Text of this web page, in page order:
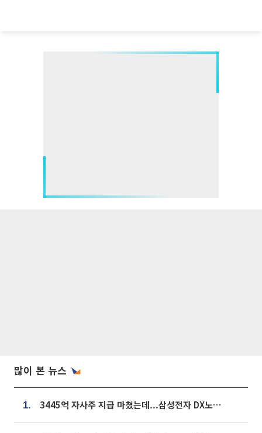
많이 본 뉴스
1. 3445억 자사주 지급 마쳤는데...삼성전자 DX노조, 뒤늦은 '떼쓰기 집회'